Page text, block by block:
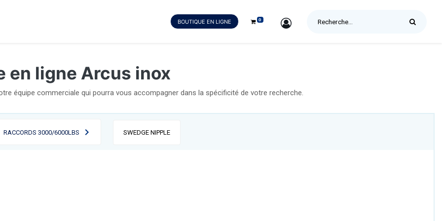
BOUTIQUE EN LIGNE 0 SIGN IN
en ligne Arcus inox
équipe commerciale qui pourra vous accompagner dans la spécificité de votre recherche.
RACCORDS 3000/6000LBS SWEDGE NIPPLE